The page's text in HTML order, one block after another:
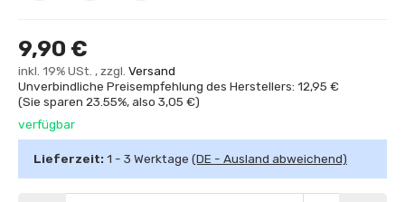
9,90 €
inkl. 19% USt. , zzgl. Versand
Unverbindliche Preisempfehlung des Herstellers: 12,95 €
(Sie sparen 23.55%, also 3,05 €)
verfügbar
Lieferzeit: 1 - 3 Werktage (DE - Ausland abweichend)